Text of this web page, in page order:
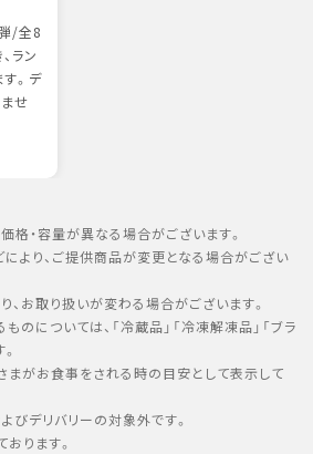
/全8
ラン
。デ
せ
格・容量が異なる場合がございます。
により、ご提供商品が変更となる場合がござい
、お取り扱いが変わる場合がございます。
のについては、「冷蔵品」「冷凍解凍品」「ブラ
まがお食事をされる時の目安として表示して
びデリバリーの対象外です。
ります。